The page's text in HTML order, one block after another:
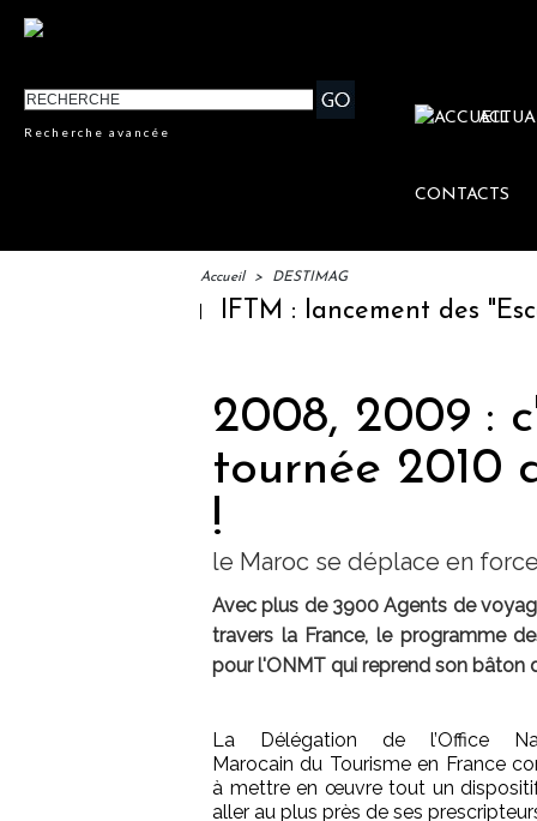
Recherche avancée
CONTACTS
Accueil > DESTIMAG
IFTM : lancement des
2008, 2009 :
tournée 2010
!
le Maroc se déplace en
Avec plus de 3900 Agents de
travers la France, le programme
pour l'ONMT qui reprend son bâton
La Délégation de l’Office
Marocain du Tourisme en France
à mettre en œuvre tout un
aller au plus près de ses